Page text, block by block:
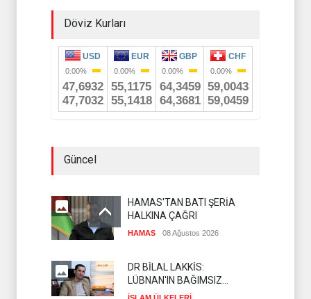
Döviz Kurları
Güncel
HAMAS'TAN BATI ŞERİA
HALKINA ÇAĞRI
HAMAS 08 Ağustos 2026
DR BİLAL LAKKİS:
LÜBNAN'IN BAĞIMSIZ
OLMASI İSTENMİYOR